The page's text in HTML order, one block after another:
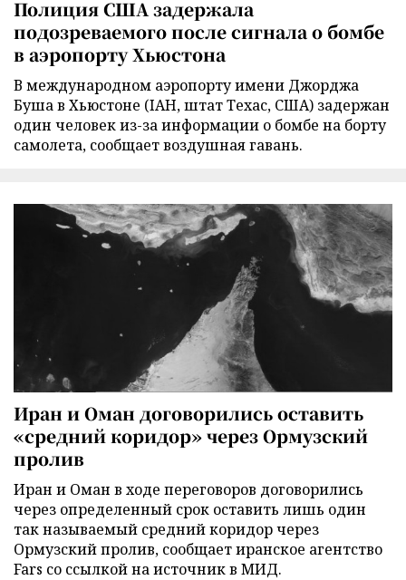
Полиция США задержала
подозреваемого после сигнала о бомбе
в аэропорту Хьюстона
В международном аэропорту имени Джорджа
Буша в Хьюстоне (IAH, штат Техас, США) задержан
один человек из-за информации о бомбе на борту
самолета, сообщает воздушная гавань.
Иран и Оман договорились оставить
«средний коридор» через Ормузский
пролив
Иран и Оман в ходе переговоров договорились
через определенный срок оставить лишь один
так называемый средний коридор через
Ормузский пролив, сообщает иранское агентство
Fars со ссылкой на источник в МИД.